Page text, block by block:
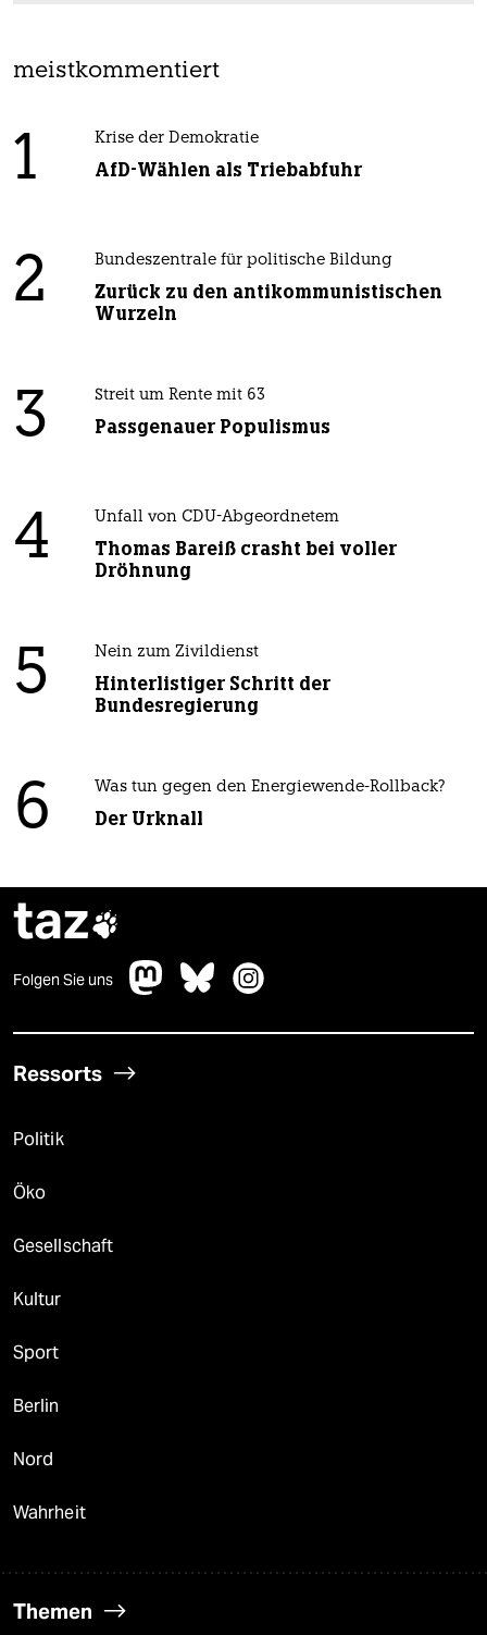
meistkommentiert
1 Krise der Demokratie
AfD-Wählen als Triebabfuhr
2 Bundeszentrale für politische Bildung
Zurück zu den antikommunistischen
Wurzeln
3 Streit um Rente mit 63
Passgenauer Populismus
4 Unfall von CDU-Abgeordnetem
Thomas Bareiß crasht bei voller
Dröhnung
5 Nein zum Zivildienst
Hinterlistiger Schritt der
Bundesregierung
6 Was tun gegen den Energiewende-Rollback?
Der Urknall
taz
Folgen Sie uns
Ressorts
Politik
Öko
Gesellschaft
Kultur
Sport
Berlin
Nord
Wahrheit
Themen